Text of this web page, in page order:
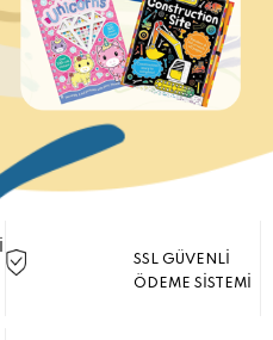
SSL GÜVENLİ
ÖDEME SİSTEMİ